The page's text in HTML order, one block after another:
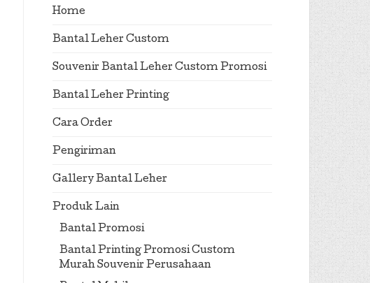
Home
Bantal Leher Custom
Souvenir Bantal Leher Custom Promosi
Bantal Leher Printing
Cara Order
Pengiriman
Gallery Bantal Leher
Produk Lain
Bantal Promosi
Bantal Printing Promosi Custom
Murah Souvenir Perusahaan